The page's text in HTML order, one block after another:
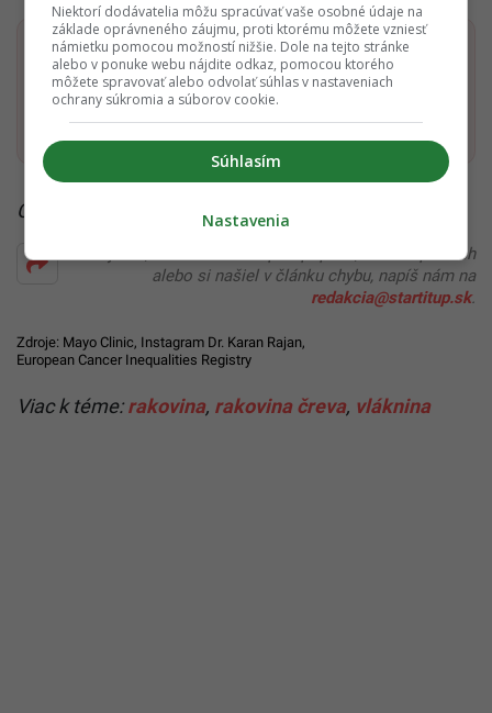
Dostaň Startitup do svojich Google odporúčaní
Startitup, odkaz sa otvorí v
Čítaj viac z kategórie:Zaujímavosti
Ďakujeme, že čítaš Startitup. V prípade, že máš postreh
alebo si našiel v článku chybu, napíš nám na
redakcia@startitup.sk.
Zdroje: Mayo Clinic, Instagram Dr. Karan Rajan,
European Cancer Inequalities Registry
Viac k téme:rakovina, rakovina čreva, vláknina
Niektorí dodávatelia môžu spracúvať vaše osobné údaje na
základe oprávneného záujmu, proti ktorému môžete vzniesť
námietku pomocou možností nižšie. Dole na tejto stránke
alebo v ponuke webu nájdite odkaz, pomocou ktorého
môžete spravovať alebo odvolať súhlas v nastaveniach
ochrany súkromia a súborov cookie.
Súhlasím
Nastavenia